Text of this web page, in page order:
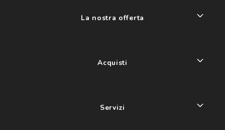
La nostra offerta
Acquisti
Servizi